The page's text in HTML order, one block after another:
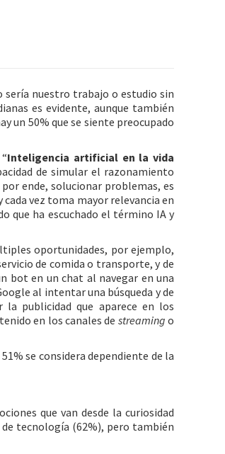
sería nuestro trabajo o estudio sin
es evidente, aunque también
un 50% que se siente preocupado
“Inteligencia artificial en la vida
de simular el razonamiento
ende, solucionar problemas, es
vez toma mayor relevancia en
que ha escuchado el término IA y
oportunidades, por ejemplo,
de comida o transporte, y de
bot en un chat al navegar en una
al intentar una búsqueda y de
la publicidad que aparece en los
en los canales de streaming o
se considera dependiente de la
que van desde la curiosidad
de tecnología (62%), pero también